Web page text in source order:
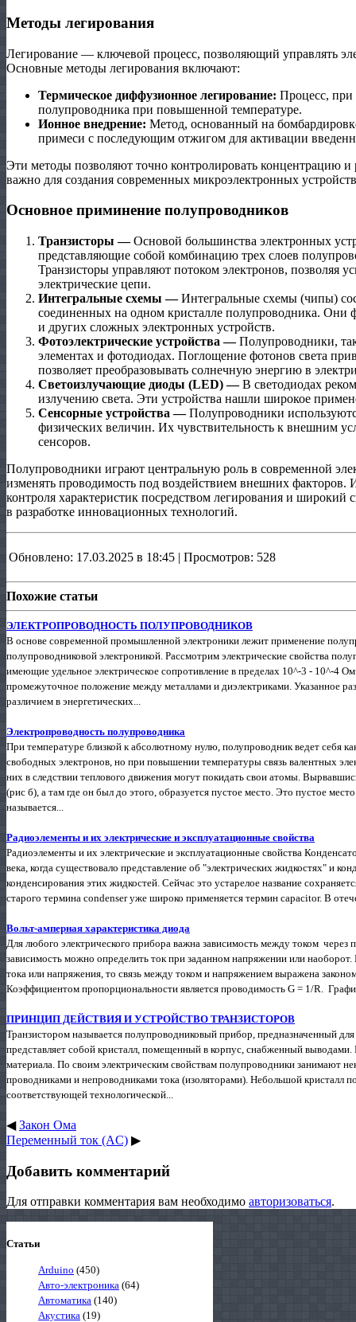
Методы легирования
Легирование — ключевой процесс, позволяющий управлять
Основные методы легирования включают:
Термическое диффузионное легирование: Процесс, при
полупроводника при повышенной температуре.
Ионное внедрение: Метод, основанный на
примеси с последующим отжигом для активации
Эти методы позволяют точно контролировать концентрацию и
важно для создания современных микроэлектронных
Основное приминение полупроводников
Транзисторы —Основой большинства электронных
представляющие собой комбинацию трех слоев
Транзисторы управляют потоком электронов, позволяя
электрические цепи.
Интегральные схемы —Интегральные схемы (чипы)
соединенных на одном кристалле полупроводника. Они
и других сложных электронных устройств.
Фотоэлектрические устройства —Полупроводники,
элементах и фотодиодах. Поглощение фотонов света
позволяет преобразовывать солнечную энергию в
Светоизлучающие диоды (LED) —В светодиодах
излучению света. Эти устройства нашли широкое
Сенсорные устройства —Полупроводники
физических величин. Их чувствительность к внешним
сенсоров.
Полупроводники играют центральную роль в современной
изменять проводимость под воздействием внешних факторов.
контроля характеристик посредством легирования и
в разработке инновационных технологий.
Обновлено: 17.03.2025 в 18:45 | Просмотров: 528
Похожие статьи
ЭЛЕКТРОПРОВОДНОСТЬ ПОЛУПРОВОДНИКОВ
В основе современной промышленной электроники лежит применение
полупроводниковой электроникой. Рассмотрим электрические свойства
имеющие удельное электрическое сопротивление в пределах 10^-3 - 10^-4
промежуточное положение между металлами и диэлектриками. Указанное
различием в энергетических...
Электропроводность полупроводника
При температуре близкой к абсолютному нулю, полупроводник ведет себя
свободных электронов, но при повышении температуры связь валентных
них в следствии теплового движения могут покидать свои атомы.
(рис б), а там где он был до этого, образуется пустое место. Это пустое
называется...
Радиоэлементы и их электрические и эксплуатационные свойства
Радиоэлементы и их электрические и эксплуатационные свойства
века, когда существовало представление об "электрических жидкостях" и
конденсирования этих жидкостей. Сейчас это устарелое название
старого термина condenser уже широко применяется термин capacitor. В
Вольт-амперная характеристика диода
Для любого электрического прибора важна зависимость между током
зависимость можно определить ток при заданном напряжении или
тока или напряжения, то связь между током и напряжением выражена
Коэффициентом пропорциональности является проводимость G = 1/R.
ПРИНЦИП ДЕЙСТВИЯ И УСТРОЙСТВО ТРАНЗИСТОРОВ
Транзистором называется полупроводниковый прибор, предназначенный
представляет собой кристалл, помещенный в корпус, снабженный выводами.
материала. По своим электрическим свойствам полупроводники занимают
проводниками и непроводниками тока (изоляторами). Небольшой кристалл
соответствующей технологической...
◀Закон Ома
Переменный ток (AC) ▶
Добавить комментарий
Для отправки комментария вам необходимо авторизоваться.
Статьи
Arduino (450)
Авто-электроника (64)
Автоматика (140)
Акустика (19)